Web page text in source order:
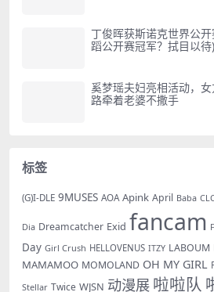
丁俊晖获斯诺克世界公
蹈公开赛冠军？拭目以待)
奚梦瑶夫妇亮相活动，
路牵着老婆不撒手
标签
(G)I-DLE 9MUSES AOA Apink April Baba
Dia Dreamcatcher Exid fancam
Day Girl Crush HELLOVENUS ITZY LABOUM
MAMAMOO MOMOLAND OH MY GIRL
Stellar Twice WJSN 动漫展 啦啦队